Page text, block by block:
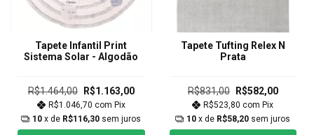
Tapete Infantil Print
Sistema Solar - Algodão
R$1.464,00 R$1.163,00
R$1.046,70 com Pix
10 x de R$116,30 sem juros
Tapete Tufting Relex N
Prata
R$831,00 R$582,00
R$523,80com Pix
10 x de R$58,20 sem juros